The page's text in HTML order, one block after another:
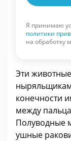
Я принимаю
политики
на обработку
Эти
конечности
между
Полуводные
ушные